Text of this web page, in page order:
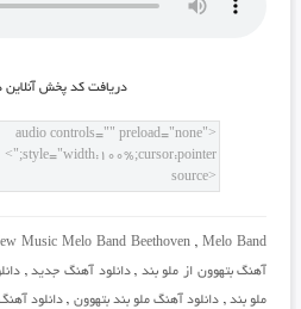
دريافت کد پخش آنلاين
Music Melo Band Beethoven ,Melo Band
آهنگ بتهوون از ملو بند ,دانلود آهنگ جدید,
ملو بند , دانلود آهنگ ملو بند بتهوون , دانلود